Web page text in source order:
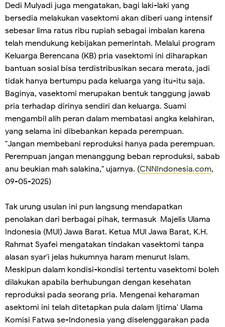
Dedi Mulyadi juga mengatakan, bagi laki-laki yang
bersedia melakukan vasektomi akan diberi uang intensif
sebesar lima ratus ribu rupiah sebagai imbalan karena
telah mendukung kebijakan pemerintah. Melalui program
Keluarga Berencana (KB) pria vasektomi ini diharapkan
bantuan sosial bisa terdistribusikan secara merata, jadi
tidak hanya bertumpu pada keluarga yang itu-itu saja.
Baginya, vasektomi merupakan bentuk tanggung jawab
pria terhadap dirinya sendiri dan keluarga. Suami
mengambil alih peran dalam membatasi angka kelahiran,
yang selama ini dibebankan kepada perempuan.
"Jangan membebani reproduksi hanya pada perempuan.
Perempuan jangan menanggung beban reproduksi, sabab
anu beukian mah salakina," ujarnya. (CNNIndonesia.com,
09-05-2025)
Tak urung usulan ini pun langsung mendapatkan
penolakan dari berbagai pihak, termasuk Majelis Ulama
Indonesia (MUI) Jawa Barat. Ketua MUI Jawa Barat, K.H.
Rahmat Syafei mengatakan tindakan vasektomi tanpa
alasan syar'i jelas hukumnya haram menurut Islam.
Meskipun dalam kondisi-kondisi tertentu vasektomi boleh
dilakukan apabila berhubungan dengan kesehatan
reproduksi pada seorang pria. Mengenai keharaman
asektomi ini telah ditetapkan pula dalam Ijtima' Ulama
Komisi Fatwa se-Indonesia yang diselenggarakan pada